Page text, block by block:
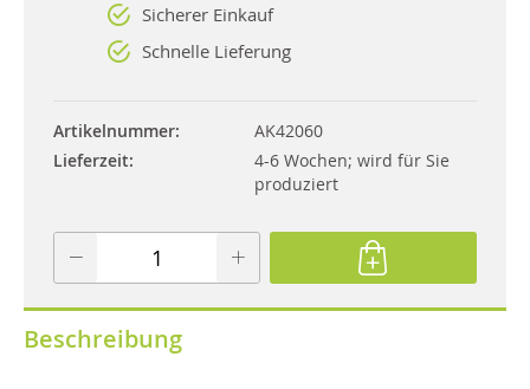
Sicherer Einkauf
Schnelle Lieferung
Artikelnummer
AK42060
Lieferzeit
4-6 Wochen; wird für Sie
produziert
Beschreibung